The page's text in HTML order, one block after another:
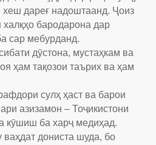
хеш дареғ надоштаанд. Ҷоиз
халқҳо бародарона дар
сар мебурданд.
дӯстона, мустаҳкам ва
ҳам тақозои таърих ва ҳам
сулҳ ҳаст ва барои
азизамон – Тоҷикистони
кӯшиш ба харҷ медиҳад.
ваҳдат дониста шуда, бо